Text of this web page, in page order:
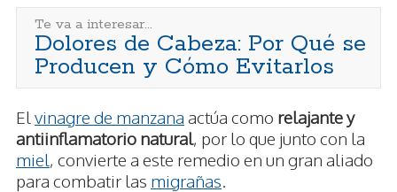
Te va a interesar...
Dolores de Cabeza: Por Qué se
Producen y Cómo Evitarlos
El vinagre de manzana actúa como relajante y
antiinflamatorio natural, por lo que junto con la
miel, convierte a este remedio en un gran aliado
para combatir las migrañas